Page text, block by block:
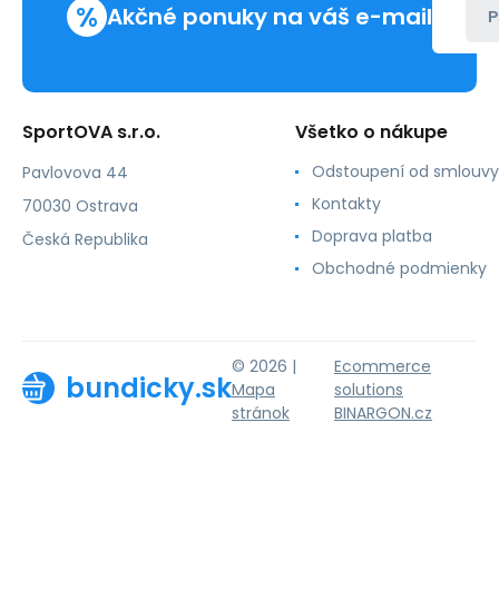
% Akčné ponuky na váš e-mail
SportOVA s.r.o.
Pavlovova 44
70030 Ostrava
Česká Republika
Všetko o nákupe
Odstoupení od smlouvy
Kontakty
Doprava platba
Obchodné podmienky
bundicky.sk
© 2026 |
Mapa
stránok
Ecommerce
solutions
BINARGON.cz